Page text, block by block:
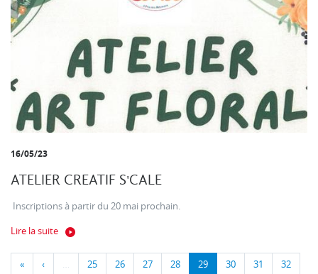
16/05/23
ATELIER CREATIF S'CALE
Inscriptions à partir du 20 mai prochain.
Lire la suite
« ‹ … 25 26 27 28 29 30 31 32